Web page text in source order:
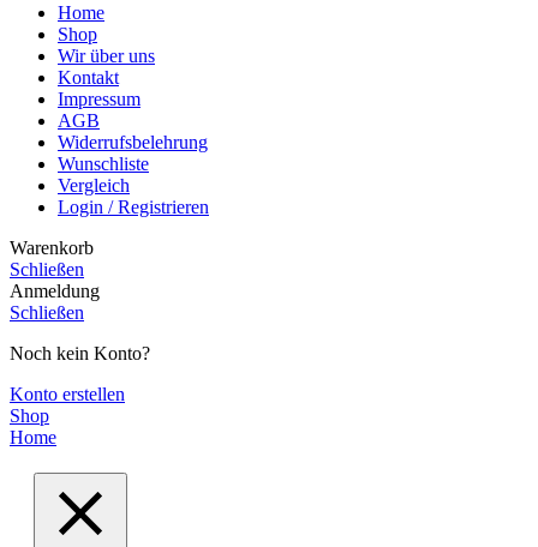
Home
Shop
Wir über uns
Kontakt
Impressum
AGB
Widerrufsbelehrung
Wunschliste
Vergleich
Login / Registrieren
Warenkorb
Schließen
Anmeldung
Schließen
Noch kein Konto?
Konto erstellen
Shop
Home